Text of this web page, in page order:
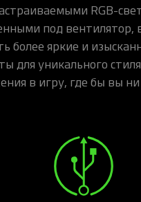
RGB-
под вентилятор,
более яркие и
для уникального
в игру, где бы вы ни